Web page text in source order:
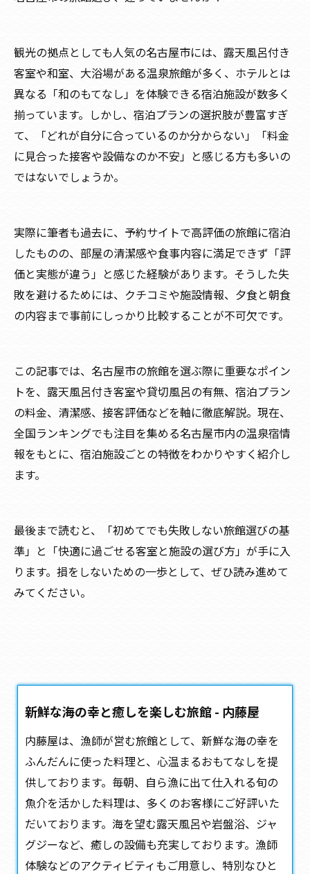
観光の拠点としても人気の名古屋市には、露天風呂付き
客室や和室、大浴場がある温泉旅館が多く、ホテルとは
異なる「和のもてなし」を体験できる宿泊施設が数多く
揃っています。しかし、宿泊プランの選択肢が豊富すぎ
て、「どれが自分に合っているのか分からない」「料金
に見合った接客や設備なのか不安」と感じる方も多いの
ではないでしょうか。
実際に筆者も過去に、予約サイトで高評価の旅館に宿泊
したものの、部屋の清潔感や食事内容に満足できず「評
価と実態が違う」と感じた経験があります。そうした失
敗を避けるためには、クチコミや施設情報、夕食と朝食
の内容まで事前にしっかり比較することが不可欠です。
この記事では、名古屋市の旅館を選ぶ際に重要なポイン
トを、露天風呂付き客室や貸切風呂の有無、宿泊プラン
の料金、清潔感、接客評価などを軸に徹底解説。現在、
全国ランキングでも注目を集める名古屋市内の温泉宿情
報をもとに、宿泊施設ごとの特徴をわかりやすく紹介し
ます。
最後まで読むと、「初めてでも失敗しない旅館選びの基
準」と「快適に過ごせる客室と施設の選び方」が手に入
ります。損をしないための一歩として、ぜひ読み進めて
みてください。
新鮮な海の幸と癒しを楽しむ旅館 - 内藤屋
内藤屋は、漁師が営む旅館として、新鮮な海の幸を
ふんだんに使った料理と、心温まるおもてなしを提
供しております。毎朝、自ら漁に出て仕入れる旬の
魚介を活かした料理は、多くのお客様にご好評いた
だいております。海を望む露天風呂や岩盤浴、ジャ
グジーなど、癒しの設備も充実しております。漁師
体験などのアクティビティもご用意し、特別なひと